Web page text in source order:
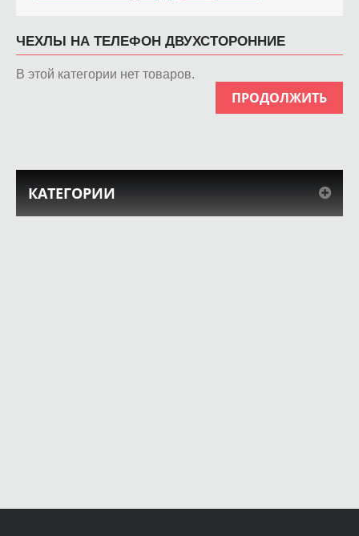
ЧЕХЛЫ НА ТЕЛЕФОН ДВУХСТОРОННИЕ
В этой категории нет товаров.
ПРОДОЛЖИТЬ
КАТЕГОРИИ